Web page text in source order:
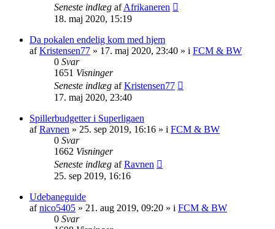
Seneste indlæg afAfrikaneren
18. maj 2020, 15:19
Da pokalen endelig kom med hjem
afKristensen77 » 17. maj 2020, 23:40 » i FCM & BW
0 Svar
1651 Visninger
Seneste indlæg afKristensen77
17. maj 2020, 23:40
Spillerbudgetter i Superligaen
afRavnen » 25. sep 2019, 16:16 » i FCM & BW
0 Svar
1662 Visninger
Seneste indlæg afRavnen
25. sep 2019, 16:16
Udebaneguide
afnico5405 » 21. aug 2019, 09:20 » i FCM & BW
0 Svar